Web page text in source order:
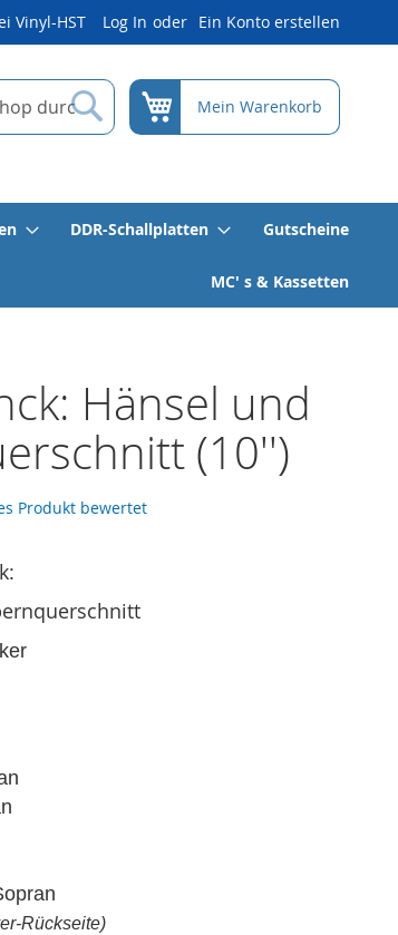
Vinyl-HST Log In Ein Konto erstellen
Suche
Mein Warenkorb
DDR-Schallplatten Gutscheine
MC' s & Kassetten
Hänsel und
(10'')
Produkt bewertet
Rückseite)